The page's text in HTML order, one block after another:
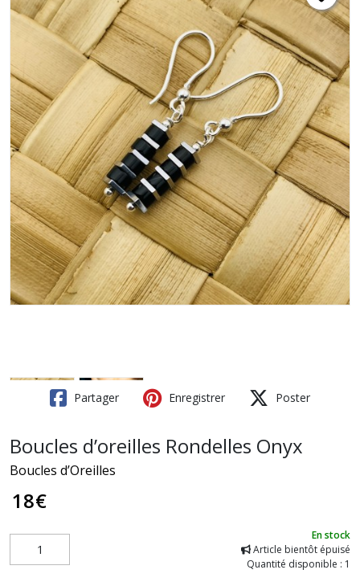
Partager Enregistrer Poster
Boucles d’oreilles Rondelles Onyx
Boucles d’Oreilles
18€
En stock
Article bientôt épuisé
Quantité disponible : 1